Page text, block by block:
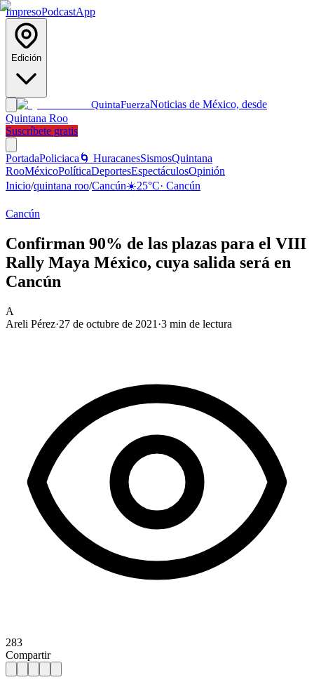
ImpresoPodcastApp
Edición
QuintaFuerzaNoticias de México, desde
Quintana Roo
Suscríbete gratis
PortadaPoliciaca 🌀 HuracanesSismosQuintana
RooMéxicoPolíticaDeportesEspectáculosOpinión
Inicio/quintana roo/Cancún☀️25°C· Cancún
Cancún
Confirman 90% de las plazas para el VIII
Rally Maya México, cuya salida será en
Cancún
A
Areli Pérez·27 de octubre de 2021 ·3 min de lectura
283
Compartir